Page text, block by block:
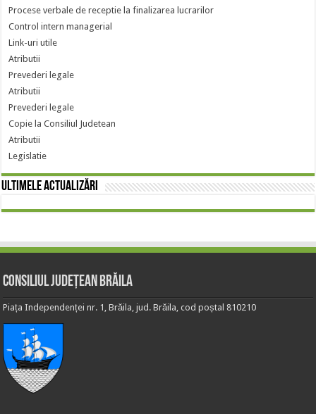
Procese verbale de receptie la finalizarea lucrarilor
Control intern managerial
Link-uri utile
Atributii
Prevederi legale
Atributii
Prevederi legale
Copie la Consiliul Judetean
Atributii
Legislatie
Ultimele actualizări
Consiliul Județean Brăila
Piața Independenței nr. 1, Brăila, jud. Brăila, cod poștal 810210